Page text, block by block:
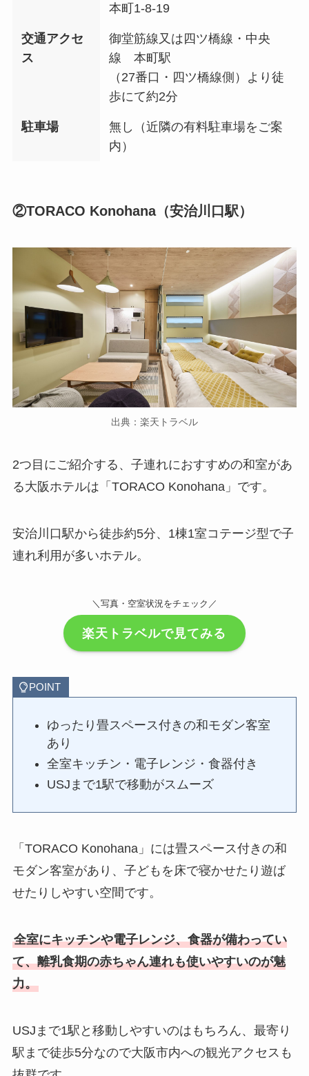
本町1-8-19
交通アクセ
ス
御堂筋線又は四ツ橋線・中央
線 本町駅
（27番口・四ツ橋線側）より徒
歩にて約2分
駐車場
無し（近隣の有料駐車場をご案
内）
②TORACO Konohana（安治川口駅）
出典：楽天トラベル
2つ目にご紹介する、子連れにおすすめの和室があ
る大阪ホテルは「TORACO Konohana」です。
安治川口駅から徒歩約5分、1棟1室コテージ型で子
連れ利用が多いホテル。
＼写真・空室状況をチェック／
楽天トラベルで見てみる
POINT
ゆったり畳スペース付きの和モダン客室
あり
全室キッチン・電子レンジ・食器付き
USJまで1駅で移動がスムーズ
「TORACO Konohana」には畳スペース付きの和
モダン客室があり、子どもを床で寝かせたり遊ば
せたりしやすい空間です。
全室にキッチンや電子レンジ、食器が備わってい
て、離乳食期の赤ちゃん連れも使いやすいのが魅
力。
USJまで1駅と移動しやすいのはもちろん、最寄り
駅まで徒歩5分なので大阪市内への観光アクセスも